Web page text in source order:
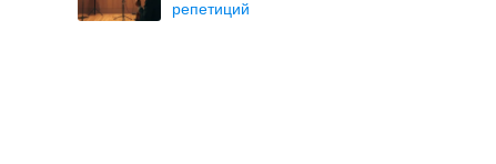
репетиций